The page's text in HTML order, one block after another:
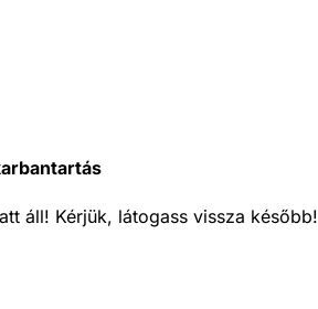
áll! Kérjük, látogass vissza később!